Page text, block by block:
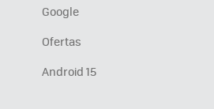
Google
Ofertas
Android 15